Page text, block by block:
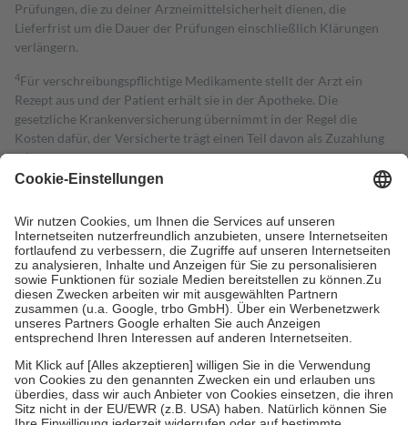
Prüfungen, die zu deiner Arzneimittelsicherheit dienen, die
Lieferfrist um die Dauer der Prüfungen einschließlich Klärungen
verlängern.
4Für verschreibungspflichtige Medikamente stellt der Arzt ein
Rezept aus und der Patient erhält sie in der Apotheke. Die
gesetzliche Krankenversicherung übernimmt in der Regel die
Kosten dafür, der Versicherte trägt einen Teil davon als Zuzahlung
mit.
Grundsätzlich leisten Mitglieder Zuzahlungen in Höhe von zehn
höchstens zehn Euro.
Es sind jedoch nie mehr als die tatsächlichen
Kosten der Leistung zu entrichten.
Diese Regeln gelten grundsätzlich auch für Online-Apotheken.
Bei Heilmitteln und häuslicher Krankenpflege beträgt die
Zuzahlung zehn Prozent der Kosten sowie zehn Euro je
Verordnung.
Um das Engagement der Versicherten für ihre eigene Gesundheit zu
stärken und die besondere Stellung der Familie zu unterstützen,
fallenkeine Zuzahlungenan bei:
• Kindern und Jugendlichen bis zum vollendeten 18. Lebensjahr
mit Ausnahme der Fahrkosten